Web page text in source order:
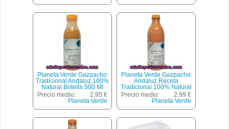
Planeta Verde Gazpacho
Tradicional Andaluz 100%
Natural Botella 500 Ml
Precio medio:
2.95 €
Planeta Verde
Planeta Verde Gazpacho
Andaluz Receta
Tradicional 100% Natural
Botella 1 L
Precio medio:
2.99 €
Planeta Verde